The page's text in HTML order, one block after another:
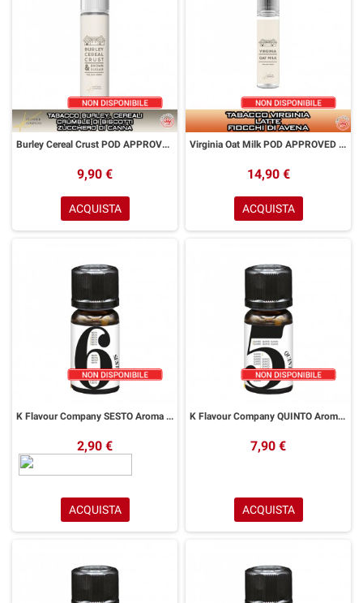
Burley Cereal Crust POD APPROVED Aroma 20 ml K Flavour Company
9,90 €
ACQUISTA
Virginia Oat Milk POD APPROVED Aroma Scomposto 20 ml K Flavour Company
14,90 €
ACQUISTA
K Flavour Company SESTO Aroma 10 ml
2,90 €
ACQUISTA
K Flavour Company QUINTO Aroma 10 ml
7,90 €
ACQUISTA